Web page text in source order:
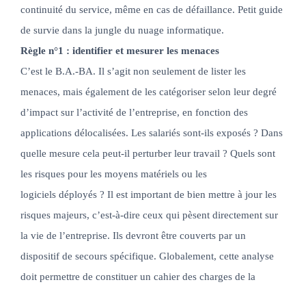
continuité du service, même en cas de défaillance. Petit guide
de survie dans la jungle du nuage informatique.
Règle n°1 : identifier et mesurer les menaces
C’est le B.A.-BA. Il s’agit non seulement de lister les
menaces, mais également de les catégoriser selon leur degré
d’impact sur l’activité de l’entreprise, en fonction des
applications délocalisées. Les salariés sont-ils exposés ? Dans
quelle mesure cela peut-il perturber leur travail ? Quels sont
les risques pour les moyens matériels ou les
logiciels déployés ? Il est important de bien mettre à jour les
risques majeurs, c’est-à-dire ceux qui pèsent directement sur
la vie de l’entreprise. Ils devront être couverts par un
dispositif de secours spécifique. Globalement, cette analyse
doit permettre de constituer un cahier des charges de la